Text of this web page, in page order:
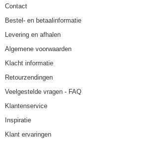
Contact
Bestel- en betaalinformatie
Levering en afhalen
Algemene voorwaarden
Klacht informatie
Retourzendingen
Veelgestelde vragen - FAQ
Klantenservice
Inspiratie
Klant ervaringen